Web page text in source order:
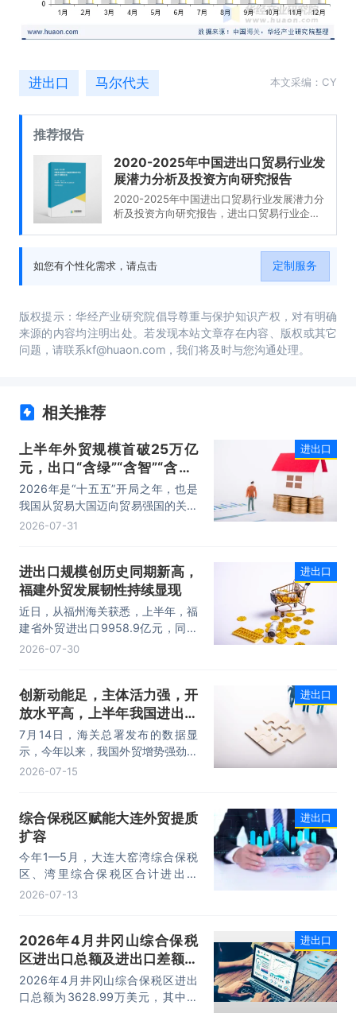
进出口 马尔代夫 本文采编：CY
推荐报告
2020-2025年中国进出口贸易行业发
展潜力分析及投资方向研究报告
2020-2025年中国进出口贸易行业发展潜力分
析及投资方向研究报告，进出口贸易行业企业
易行业投资风险与营销分析，2020-2025年中
国进出口贸易行业发展战略及规划建议。
如您有个性化需求，请点击 定制服务
版权提示：华经产业研究院倡导尊重与保护知识产权，对有明确
来源的内容均注明出处。若发现本站文章存在内容、版权或其它
问题，请联系kf@huaon.com，我们将及时与您沟通处理。
相关推荐
上半年外贸规模首破25万亿
元，出口“含绿”“含智”“含新”
量稳步攀升
2026年是“十五五”开局之年，也是
我国从贸易大国迈向贸易强国的关键
时期。上半年，我国进出口规模历史
品为代表的高附加值产品出口占比显
著提升，成为外贸提质增效的核心引
擎，为加快建设贸易强国注入了强劲
动力。
2026-07-31
进出口
进出口规模创历史同期新高，
福建外贸发展韧性持续显现
近日，从福州海关获悉，上半年，福
建省外贸进出口9958.9亿元，同比
增长8.2%。其中，出口5740.1亿
进口规模均创历史同期新高，外贸运
行呈现“稳中有进，进中提质”的良好
态势。
2026-07-30
进出口
创新动能足，主体活力强，开
放水平高，上半年我国进出口
规模首次突破25万亿元
7月14日，海关总署发布的数据显
示，今年以来，我国外贸增势强劲、
走势稳健。据海关统计，今年上半
14.73万亿元，增长13.4%，进口
10.74万亿元，增长22.1%。
2026-07-15
进出口
综合保税区赋能大连外贸提质
扩容
今年1—5月，大连大窑湾综合保税
区、湾里综合保税区合计进出口
332.22亿元，同比增长21%，占大
台。
2026-07-13
进出口
2026年4月井冈山综合保税
区进出口总额及进出口差额统
计分析
2026年4月井冈山综合保税区进出
口总额为3628.99万美元，其中：
进出口